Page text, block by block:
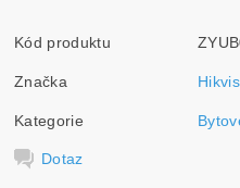
Kód produktu
Značka
Kategorie
Dotaz